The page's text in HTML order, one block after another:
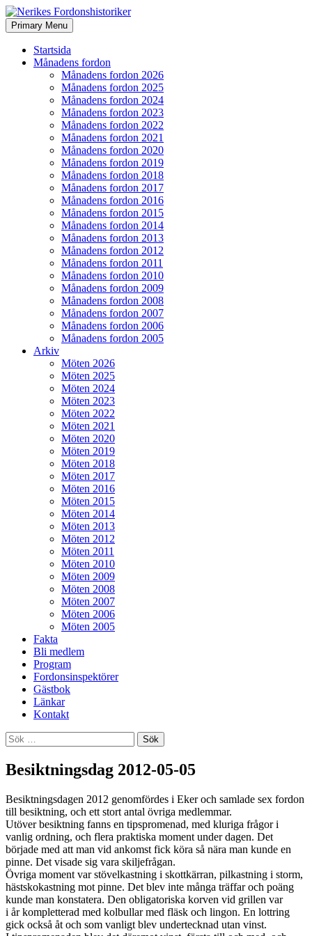
Nerikes Fordonshistoriker
Search
Primary Menu Skip
to
Startsida
Månadens fordon
Månadens fordon 2026
Månadens fordon 2025
Månadens fordon 2024
Månadens fordon 2023
Månadens fordon 2022
Månadens fordon 2021
Månadens fordon 2020
Månadens fordon 2019
Månadens fordon 2018
Månadens fordon 2017
Månadens fordon 2016
Månadens fordon 2015
Månadens fordon 2014
Månadens fordon 2013
Månadens fordon 2012
Månadens fordon 2011
Månadens fordon 2010
Månadens fordon 2009
Månadens fordon 2008
Månadens fordon 2007
Månadens fordon 2006
Månadens fordon 2005
Arkiv
Möten 2026
Möten 2025
Möten 2024
Möten 2023
Möten 2022
Möten 2021
Möten 2020
Möten 2019
Möten 2018
Möten 2017
Möten 2016
Möten 2015
Möten 2014
Möten 2013
Möten 2012
Möten 2011
Möten 2010
Möten 2009
Möten 2008
Möten 2007
Möten 2006
Möten 2005
Fakta
Bli medlem
Program
Fordonsinspektörer
Gästbok
Länkar
Kontakt
Sök
efter:
Besiktningsdag 2012-05-05
Besiktningsdagen 2012 genomfördes i Eker och samlade sex fordon
till besiktning, och ett stort antal övriga medlemmar.
Utöver besiktning fanns en tipspromenad, med kluriga frågor i
vanlig ordning, och flera praktiska moment under dagen. Det
började med att man vid ankomst fick köra så nära man kunde en
pinne. Det visade sig vara skiljefrågan.
Övriga moment var stövelkastning i skottkärran, pilkastning i storm,
hästskokastning mot pinne. Det blev inte många träffar och poäng
kunde man konstatera. Den obligatoriska korven vid grillen var
i år kompletterad med kolbullar med fläsk och lingon. En lottring
gick också åt och som vanligt blev undertecknad utan vinst.